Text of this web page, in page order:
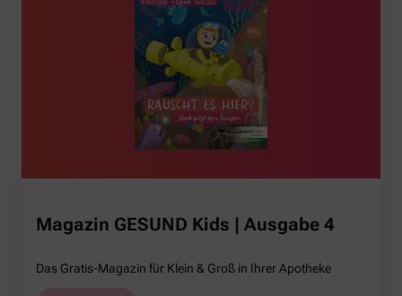
Magazin GESUND Kids | Ausgabe 4
Das Gratis-Magazin für Klein & Groß in Ihrer Apotheke